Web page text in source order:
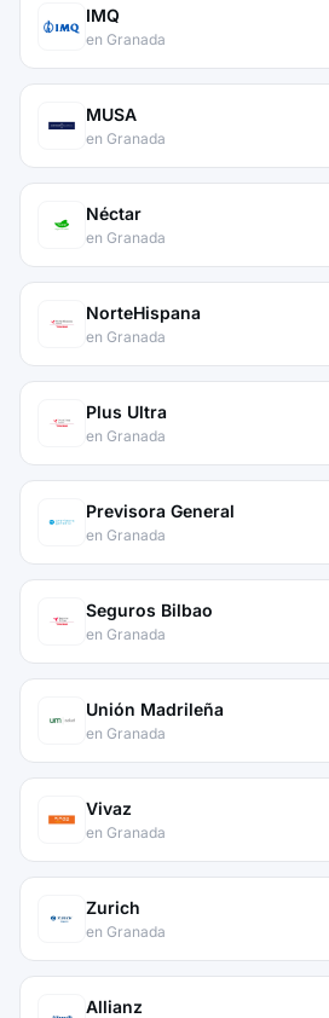
IMQ
en Granada
MUSA
en Granada
Néctar
en Granada
NorteHispana
en Granada
Plus Ultra
en Granada
Previsora General
en Granada
Seguros Bilbao
en Granada
Unión Madrileña
en Granada
Vivaz
en Granada
Zurich
en Granada
Allianz